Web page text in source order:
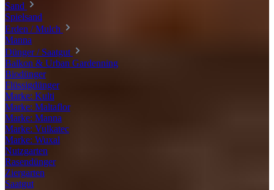
Sand
Spielsand
Erden / Mulch
Manna
Dünger / Saatgut
Balkon & Urban Gardenning
Biodünger
Flüssigdünger
Marke: Kulti
Marke: Maltaflor
Marke: Manna
Marke: Vulkatec
Marke: Wuxal
Nutzgarten
Rasendünger
Ziergarten
Saatgut